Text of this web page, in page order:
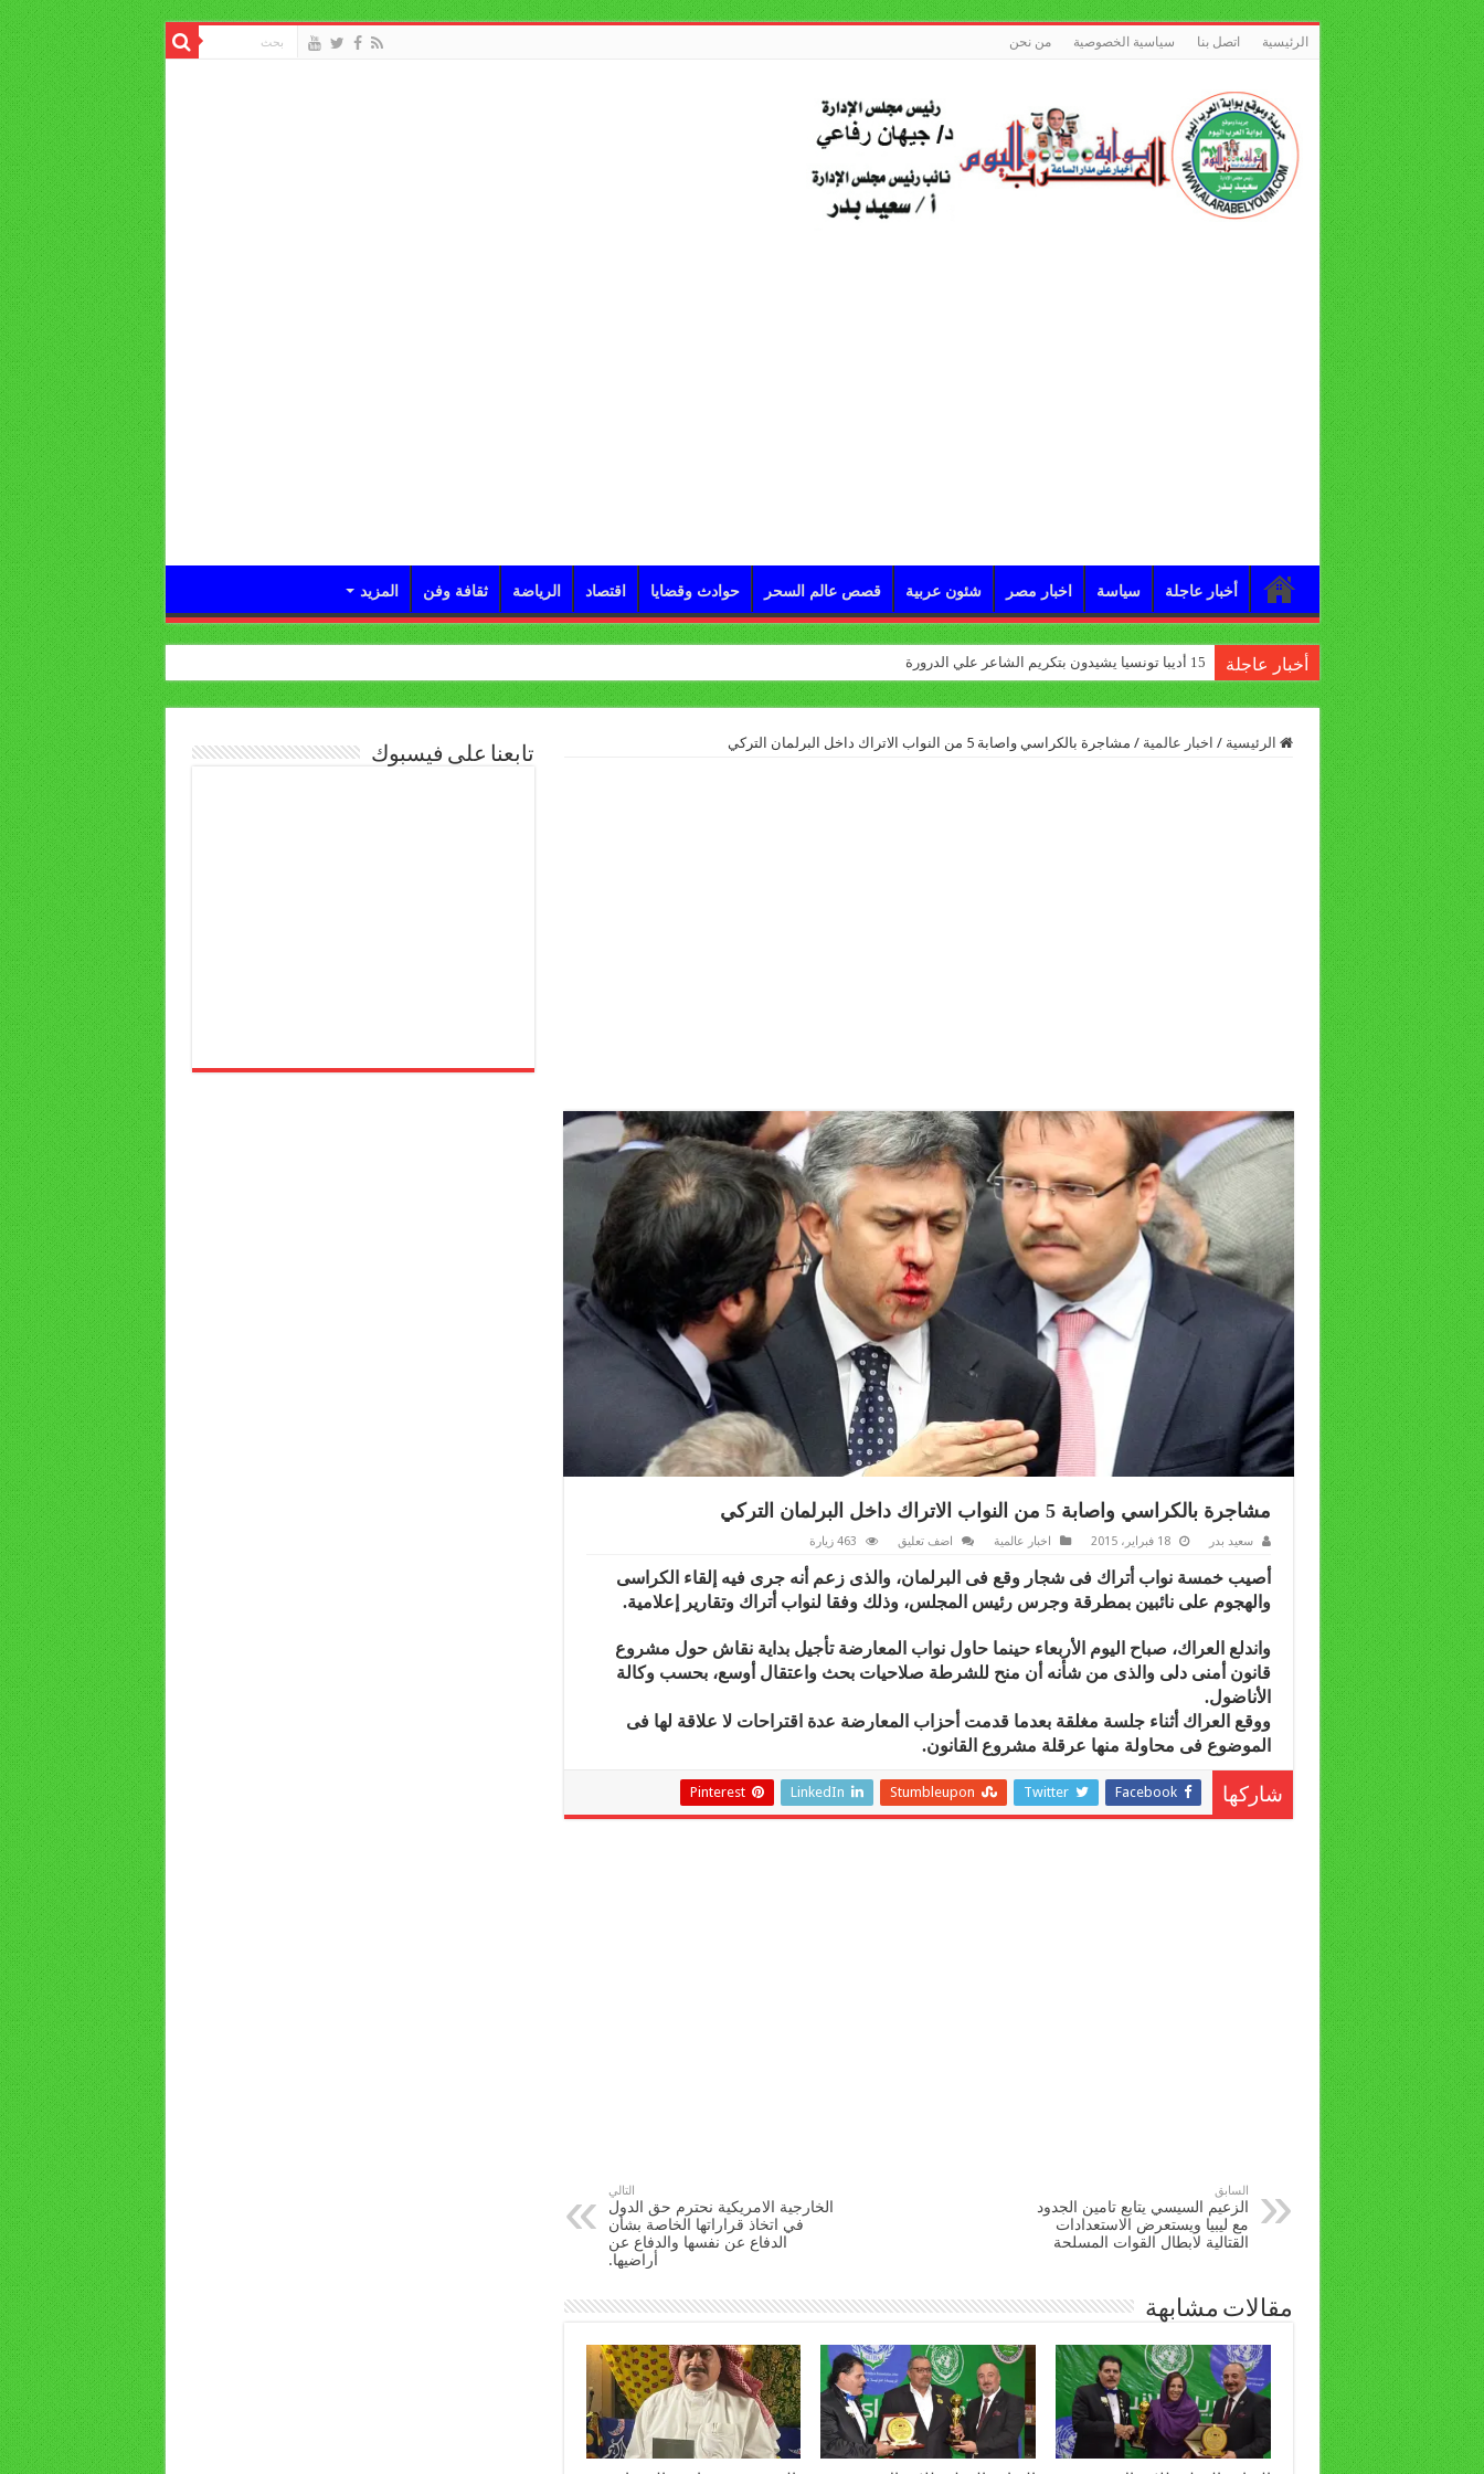
الرئيسية اتصل بنا سياسية الخصوصية من نحن
أخبار عاجلة سياسة اخبار مصر شئون عربية قصص عالم السحر حوادث وقضايا اقتصاد الرياضة ثقافة وفن المزيد
أخبار عاجلة 15 أديبا تونسيا يشيدون بتكريم الشاعر علي الدرورة
الرئيسية / اخبار عالمية / مشاجرة بالكراسي واصابة 5 من النواب الاتراك داخل البرلمان التركي
مشاجرة بالكراسي واصابة 5 من النواب الاتراك داخل البرلمان التركي
سعيد بدر 18 فبراير، 2015 اخبار عالمية اضف تعليق 463 زيارة
أصيب خمسة نواب أتراك فى شجار وقع فى البرلمان، والذى زعم أنه جرى فيه إلقاء الكراسى
والهجوم على نائبين بمطرقة وجرس رئيس المجلس، وذلك وفقا لنواب أتراك وتقارير إعلامية.
واندلع العراك، صباح اليوم الأربعاء حينما حاول نواب المعارضة تأجيل بداية نقاش حول مشروع
قانون أمنى دلى والذى من شأنه أن منح للشرطة صلاحيات بحث واعتقال أوسع، بحسب وكالة
الأناضول.
ووقع العراك أثناء جلسة مغلقة بعدما قدمت أحزاب المعارضة عدة اقتراحات لا علاقة لها فى
الموضوع فى محاولة منها عرقلة مشروع القانون.
شاركها Facebook
Twitter
Stumbleupon
LinkedIn
Pinterest
السابق
الزعيم السيسي يتابع تامين الجدود
مع ليبيا ويستعرض الاستعدادات
القتالية لابطال القوات المسلحة
التالي
الخارجية الامريكية نحترم حق الدول
في اتخاذ قراراتها الخاصة بشأن
الدفاع عن نفسها والدفاع عن
أراضيها.
مقالات مشابهة
تابعنا على فيسبوك